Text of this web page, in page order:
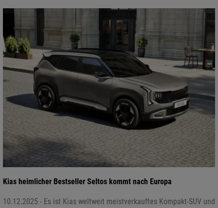
Kias heimlicher Bestseller Seltos kommt nach Europa
10.12.2025 - Es ist Kias weltweit meistverkauftes Kompakt-SUV und